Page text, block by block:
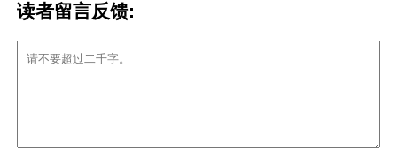
读者留言反馈: